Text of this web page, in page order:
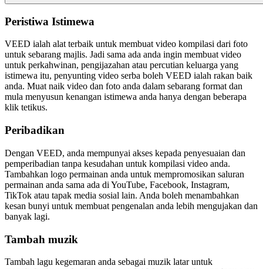
Peristiwa Istimewa
VEED ialah alat terbaik untuk membuat video kompilasi dari foto
untuk sebarang majlis. Jadi sama ada anda ingin membuat video
untuk perkahwinan, pengijazahan atau percutian keluarga yang
istimewa itu, penyunting video serba boleh VEED ialah rakan baik
anda. Muat naik video dan foto anda dalam sebarang format dan
mula menyusun kenangan istimewa anda hanya dengan beberapa
klik tetikus.
Peribadikan
Dengan VEED, anda mempunyai akses kepada penyesuaian dan
pemperibadian tanpa kesudahan untuk kompilasi video anda.
Tambahkan logo permainan anda untuk mempromosikan saluran
permainan anda sama ada di YouTube, Facebook, Instagram,
TikTok atau tapak media sosial lain. Anda boleh menambahkan
kesan bunyi untuk membuat pengenalan anda lebih mengujakan dan
banyak lagi.
Tambah muzik
Tambah lagu kegemaran anda sebagai muzik latar untuk